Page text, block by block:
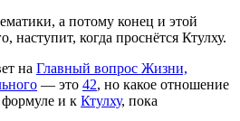
а потому конец и этой
наступит, когда проснётся Ктулху.
на Главный вопрос Жизни,
— это 42, но какое отношение
и к Ктулху, пока